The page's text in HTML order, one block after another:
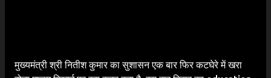
मुख्यमंत्री श्री नितीश कुमार का सुशासन एक बार फिर कटघेरे में खरा